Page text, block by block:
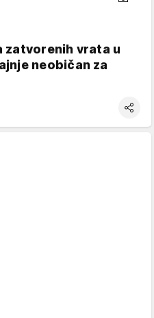
zatvorenih vrata u
neobičan za